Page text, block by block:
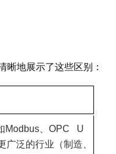
晰地展示了这些区别：
Modbus、OPC U
广泛的行业（制造、